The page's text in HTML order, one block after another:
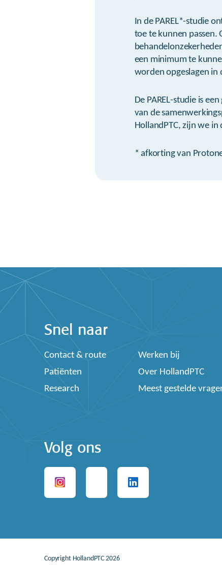
In de PAREL*-studie
toe te kunnen
een minimum te
worden opgeslagen in
De PAREL-studie is
van de
HollandPTC, zijn we
* afkorting van
Snel naar
Contact & route
Werken bij
Patiënten
Over HollandPTC
Research
Meest gestelde
Volg ons
Copyright HollandPTC 2026